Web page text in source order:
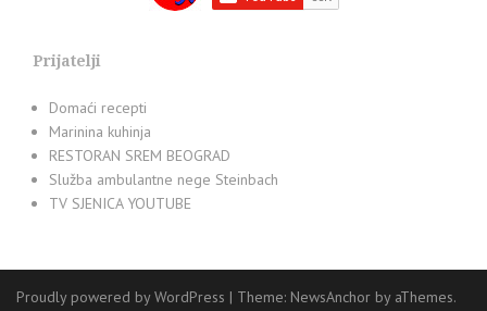
Prijatelji
Domaći recepti
Marinina kuhinja
RESTORAN SREM BEOGRAD
Služba ambulantne nege Steinbach
TV SJENICA YOUTUBE
Proudly powered by WordPress | Theme: NewsAnchor by aThemes.